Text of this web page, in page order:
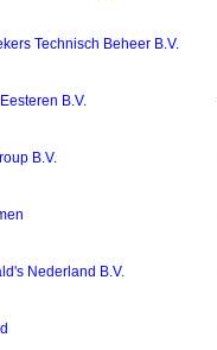
Technisch Beheer B.V.
B.V.
B.V.
Nederland B.V.